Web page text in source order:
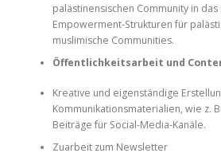
palästinensischen Community in
Empowerment-Strukturen für
muslimische Communities.
Öffentlichkeitsarbeit und
Kreative und eigenständige
Kommunikationsmaterialien, wie z.
Beiträge für Social-Media-Kanäle.
Zuarbeit zum Newsletter